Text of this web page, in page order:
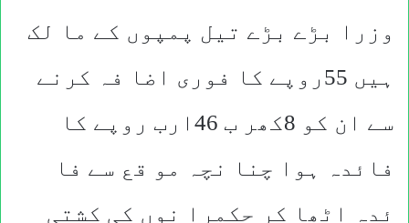
وزرا بڑے بڑے تیل پمپوں کے ما لک
ہیں 55روپے کا فوری اضا فہ کرنے
سے ان کو 8کھر ب 46ارب روپے کا
فائدہ ہوا چنا نچہ مو قع سے فا
ئدہ اٹھا کر حکمرا نوں کی کشتی